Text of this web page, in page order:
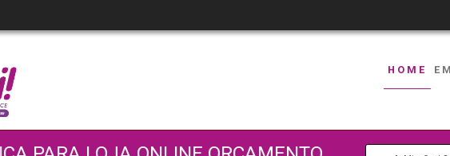
HOME